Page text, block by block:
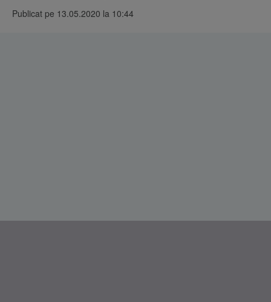
Publicat pe 13.05.2020 la 10:44